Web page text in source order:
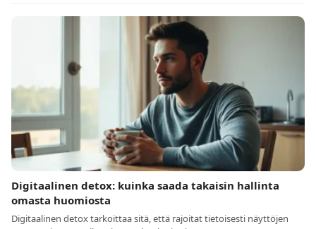
Digitaalinen detox: kuinka saada takaisin hallinta
omasta huomiosta
Digitaalinen detox tarkoittaa sitä, että rajoitat tietoisesti näyttöjen